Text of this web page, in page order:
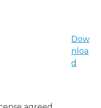
Dow
nloa
d